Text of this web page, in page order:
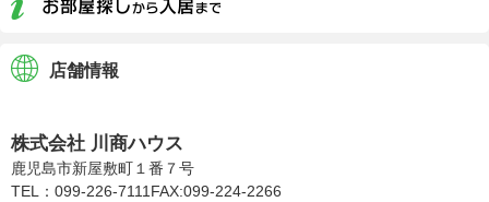
店舗情報
株式会社 川商ハウス
鹿児島市新屋敷町１番７号
TEL：099-226-7111 FAX:099-224-2266